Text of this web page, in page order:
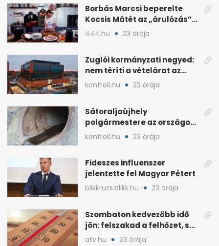
Borbás Marcsi beperelte
Kocsis Mátét az „árulózás”
miatt
444.hu 23 órája
Zuglói kormányzati negyed:
nem téríti a vételárat az
ingatlanfejlesztő
kontroll.hu 23 órája
Sátoraljaújhely
polgármestere az országos
hír miatt támadt
kontroll.hu 23 órája
Fideszes influenszer
jelentette fel Magyar Pétert
blikkruzs.blikk.hu 23 órája
Szombaton kedvezőbb idő
jön: felszakad a felhőzet, sok
napsütéssel
atv.hu 23 órája